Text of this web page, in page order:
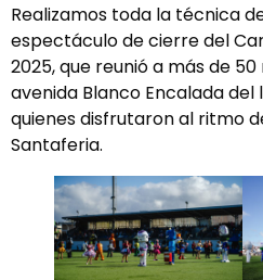
Realizamos toda la técnica
espectáculo de cierre del
2025, que reunió a más de
avenida Blanco Encalada
quienes disfrutaron al ritmo
Santaferia.